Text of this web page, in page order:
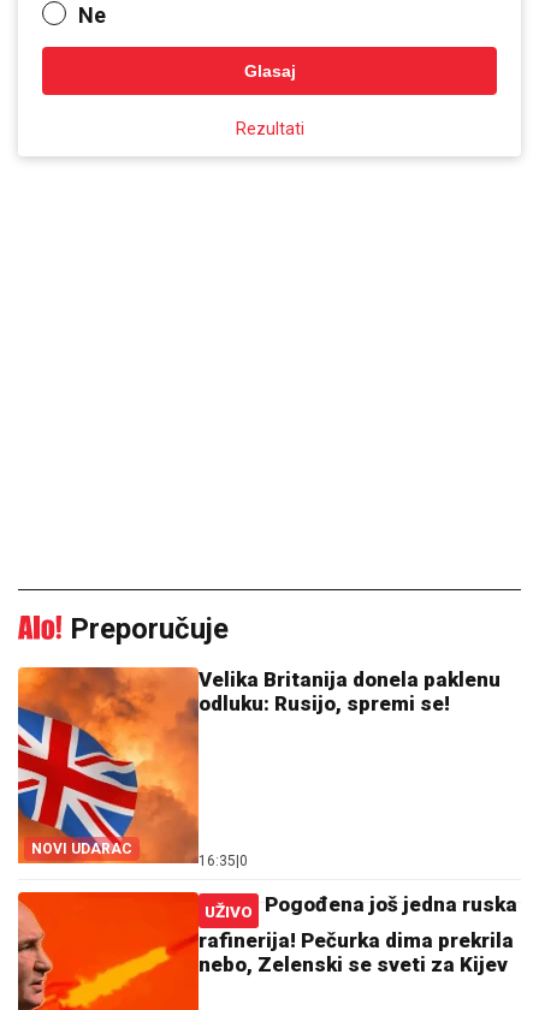
Ne
Glasaj
Rezultati
Preporučuje
NOVI UDARAC
Velika Britanija donela paklenu
odluku: Rusijo, spremi se!
16:35|0
UŽIVO
Pogođena još jedna ruska
rafinerija! Pečurka dima prekrila
nebo, Zelenski se sveti za Kijev